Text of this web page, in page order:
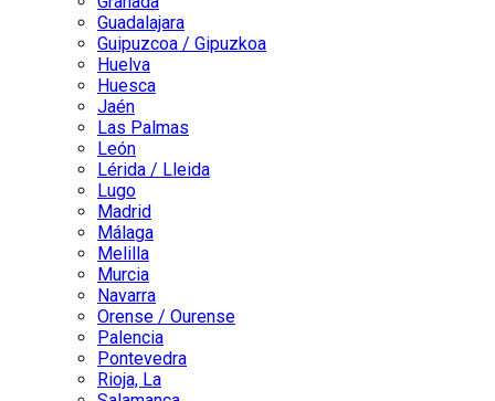
Guadalajara
Guipuzcoa / Gipuzkoa
Huelva
Huesca
Jaén
Las Palmas
León
Lérida / Lleida
Lugo
Madrid
Málaga
Melilla
Murcia
Navarra
Orense / Ourense
Palencia
Pontevedra
Rioja, La